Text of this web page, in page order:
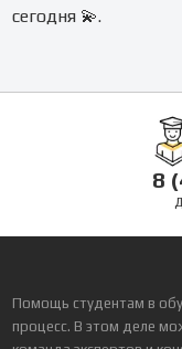
сегодня 💫.
8
Помощь студентам в
процесс. В этом деле